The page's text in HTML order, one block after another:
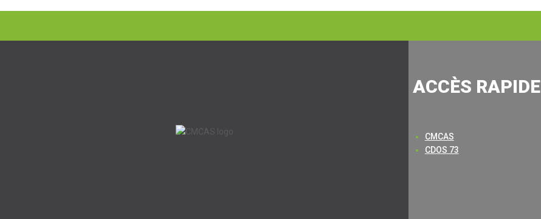
ACCÈS
CMCAS
CDOS 73